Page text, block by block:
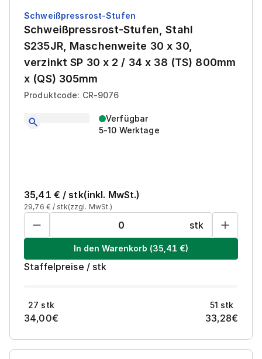
Schweißpressrost-Stufen
Schweißpressrost-Stufen, Stahl
S235JR, Maschenweite 30 x 30,
verzinkt SP 30 x 2 / 34 x 38 (TS) 800mm
x (QS) 305mm
Produktcode: CR-9076
Verfügbar
5-10 Werktage
35,41 € / stk(inkl. MwSt.)
29,76 € /stk(zzgl. MwSt.)
stk
In den Warenkorb (35,41 €)
Staffelpreise / stk
27 stk
34,00€
51 stk
33,28€